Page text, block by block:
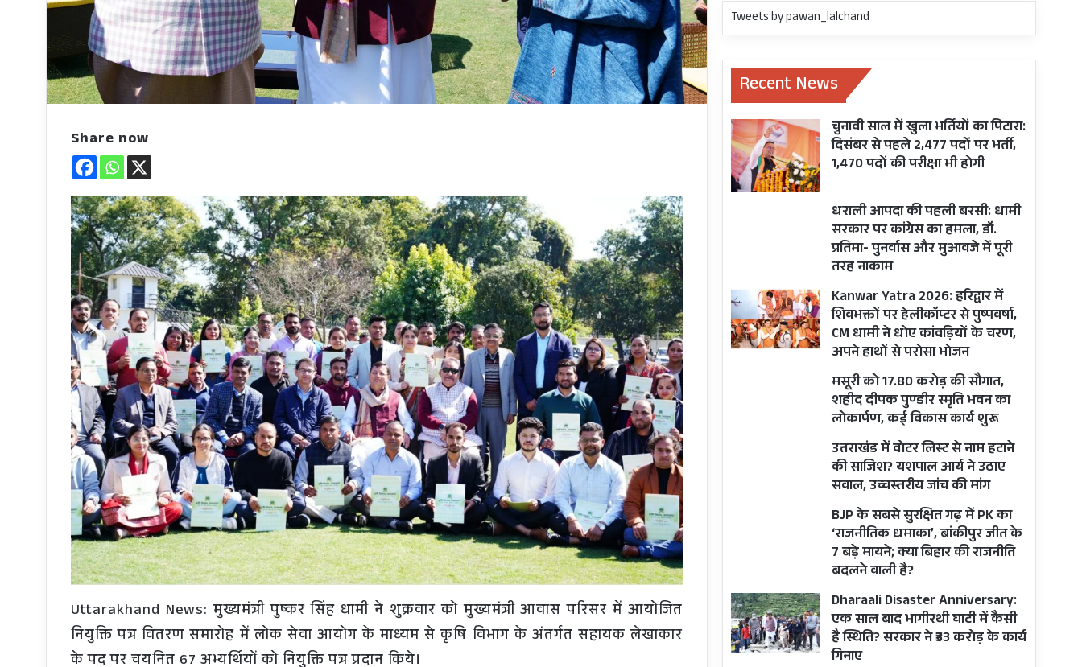
Share now
Uttarakhand News: मुख्यमंत्री पुष्कर सिंह धामी ने शुक्रवार को मुख्यमंत्री आवास परिसर में आयोजित
नियुक्ति पत्र वितरण समारोह में लोक सेवा आयोग के माध्यम से कृषि विभाग के अंतर्गत सहायक लेखाकार
के पद पर चयनित 67 अभ्यर्थियों को नियुक्ति पत्र प्रदान किये।
Tweets by pawan_lalchand
Recent News
चुनावी साल में खुला भर्तियों का पिटारा:
दिसंबर से पहले 2,477 पदों पर भर्ती,
1,470 पदों की परीक्षा भी होगी
धराली आपदा की पहली बरसी: धामी
सरकार पर कांग्रेस का हमला, डॉ.
प्रतिमा- पुनर्वास और मुआवजे में पूरी
तरह नाकाम
Kanwar Yatra 2026: हरिद्वार में
शिवभक्तों पर हेलीकॉप्टर से पुष्पवर्षा,
CM धामी ने धोए कांवड़ियों के चरण,
अपने हाथों से परोसा भोजन
मसूरी को 17.80 करोड़ की सौगात,
शहीद दीपक पुण्डीर स्मृति भवन का
लोकार्पण, कई विकास कार्य शुरू
उत्तराखंड में वोटर लिस्ट से नाम हटाने
की साजिश? यशपाल आर्य ने उठाए
सवाल, उच्चस्तरीय जांच की मांग
BJP के सबसे सुरक्षित गढ़ में PK का
‘राजनीतिक धमाका’, बांकीपुर जीत के
7 बड़े मायने; क्या बिहार की राजनीति
बदलने वाली है?
Dharaali Disaster Anniversary:
एक साल बाद भागीरथी घाटी में कैसी
है स्थिति? सरकार ने ₹33 करोड़ के कार्य
गिनाए